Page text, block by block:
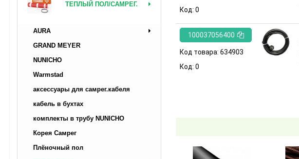
ТЕПЛЫЙ ПОЛ/САМРЕГ.
AURA
GRAND MEYER
NUNICHO
Warmstad
аксессуары для самрег.кабеля
кабель в бухтах
комплекты в трубу NUNICHO
Корея Самрег
Плёночный пол
Код: 0
100037056400
Код товара: 634903
Код: 0